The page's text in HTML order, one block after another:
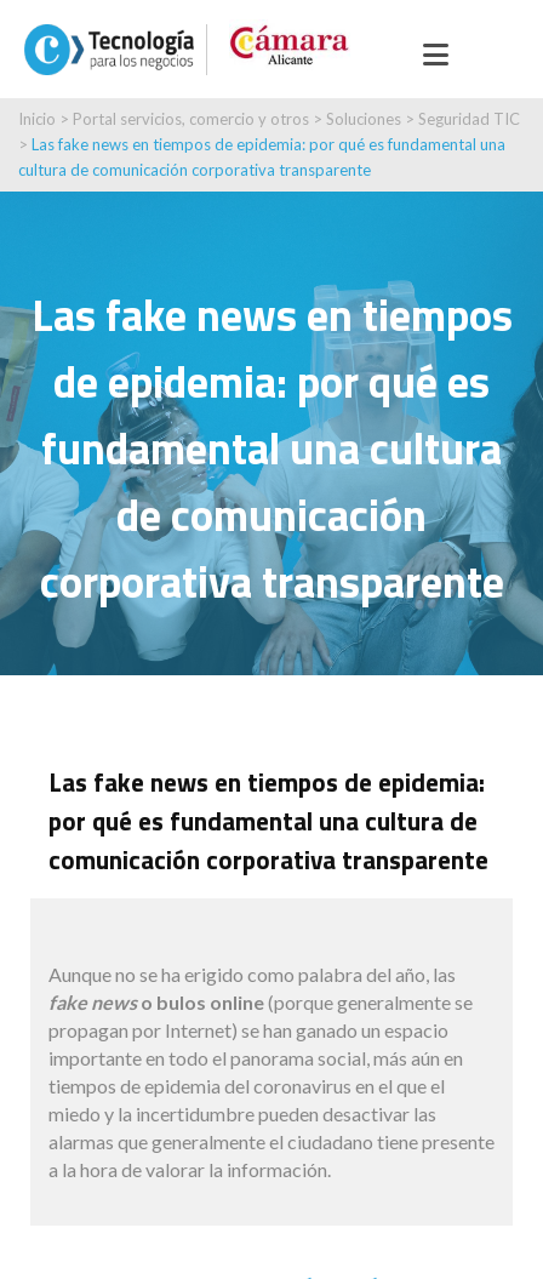
Inicio > Portal servicios, comercio y otros > Soluciones > Seguridad TIC
> Las fake news en tiempos de epidemia: por qué es fundamental una
cultura de comunicación corporativa transparente
Las fake news en tiempos
de epidemia: por qué es
fundamental una cultura
de comunicación
corporativa transparente
Las fake news en tiempos de epidemia:
por qué es fundamental una cultura de
comunicación corporativa transparente
Aunque no se ha erigido como palabra del año, las
fake newso bulos online(porque generalmente se
propagan por Internet) se han ganado un espacio
importante en todo el panorama social, más aún en
tiempos de epidemia del coronavirus en el que el
miedo y la incertidumbre pueden desactivar las
alarmas que generalmente el ciudadano tiene presente
a la hora de valorar la información.